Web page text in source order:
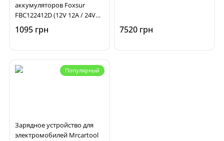
аккумуляторов Foxsur
FBC122412D (12V 12A / 24V
6A, 6-200Ah), импульсное,
автоматическое
1095 грн 7520 грн
Популярный
Зарядное устройство для
электромобилей Mrcartool